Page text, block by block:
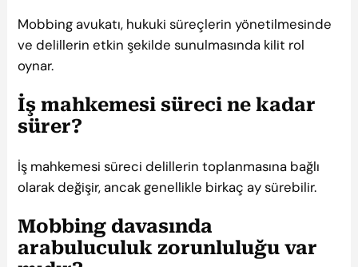
Mobbing avukatı, hukuki süreçlerin yönetilmesinde
ve delillerin etkin şekilde sunulmasında kilit rol
oynar.
İş mahkemesi süreci ne kadar
sürer?
İş mahkemesi süreci delillerin toplanmasına bağlı
olarak değişir, ancak genellikle birkaç ay sürebilir.
Mobbing davasında
arabuluculuk zorunluluğu var